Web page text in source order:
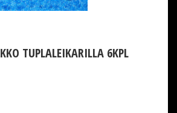
TUPLALEIKARILLA 6KPL